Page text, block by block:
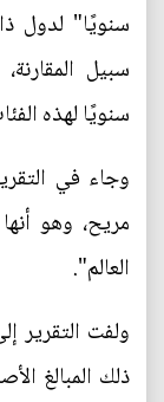
سنويًا" لدول
سنويًا لهذه
وجاء في
مريح، وهو
العالم".
ولفت التقرير
ذلك المبالغ